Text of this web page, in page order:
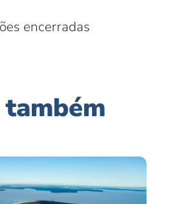
encerradas